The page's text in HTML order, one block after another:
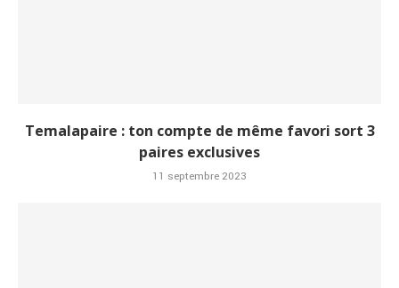
Temalapaire : ton compte de même favori sort 3
paires exclusives
11 septembre 2023